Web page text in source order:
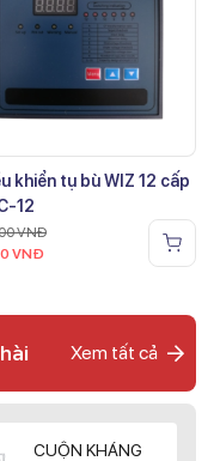
khiển tụ bù WIZ 12 cấp
12
VNĐ
VNĐ
Xem tất cả
CUỘN KHÁNG